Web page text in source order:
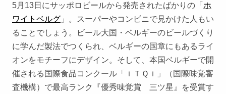
5月13日にサッポロビールから発売されたばかりの「 ホ
ワイトベルグ 」。スーパーやコンビニで見かけた人もい
ることでしょう。ビール大国・ベルギーのビールづくり
に学んだ製法でつくられ、ベルギーの国章にもあるライ
オンをモチーフにデザイン。そして、本国ベルギーで開
催される国際食品コンクール「ｉＴＱｉ」（国際味覚審
査機構）で最高ランク『優秀味覚賞 三ツ星』を受賞す